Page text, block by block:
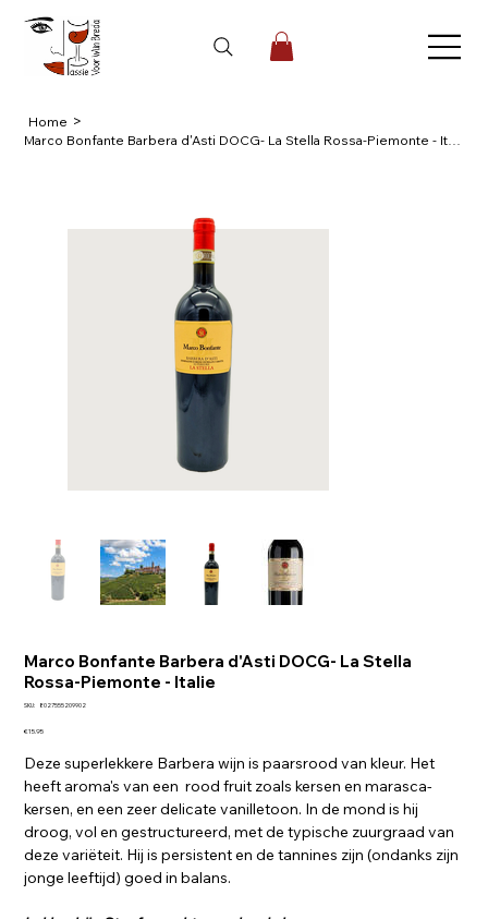
Home >
Marco Bonfante Barbera d'Asti DOCG- La Stella
Rossa-Piemonte - Italie
SKU:
SKU
8027555209902
Price
€15.95
Deze superlekkere Barbera wijn is paarsrood van kleur. Het
heeft aroma's van een rood fruit zoals kersen en marasca-
kersen, en een zeer delicate vanilletoon. In de mond is hij
droog, vol en gestructureerd, met de typische zuurgraad van
deze variëteit. Hij is persistent en de tannines zijn (ondanks zijn
jonge leeftijd) goed in balans.